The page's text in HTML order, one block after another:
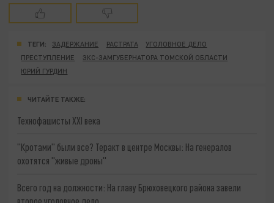
ТЕГИ: ЗАДЕРЖАНИЕ РАСТРАТА
УГОЛОВНОЕ ДЕЛО
ПРЕСТУПЛЕНИЕ
ЭКС-ЗАМГУБЕРНАТОРА ТОМСКОЙ ОБЛАСТИ
ЮРИЙ ГУРДИН
ЧИТАЙТЕ ТАКЖЕ:
Технофашисты XXI века
"Кротами" были все? Теракт в центре Москвы: На генералов
охотятся "живые дроны"
Всего год на должности: На главу Брюховецкого района завели